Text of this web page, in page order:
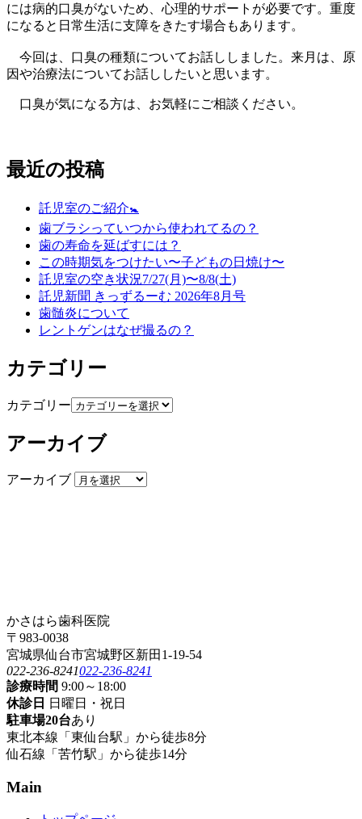
には病的口臭がないため、心理的サポートが必要です。重度
になると日常生活に支障をきたす場合もあります。
今回は、口臭の種類についてお話ししました。来月は、原
因や治療法についてお話ししたいと思います。
口臭が気になる方は、お気軽にご相談ください。
最近の投稿
託児室のご紹介🚼
歯ブラシっていつから使われてるの？
歯の寿命を延ばすには？
この時期気をつけたい〜子どもの日焼け〜
託児室の空き状況7/27(月)〜8/8(土)
託児新聞 きっずるーむ 2026年8月号
歯髄炎について
レントゲンはなぜ撮るの？
カテゴリー
カテゴリー
アーカイブ
アーカイブ
かさはら歯科医院
〒983-0038
宮城県仙台市宮城野区新田1-19-54
022-236-8241022-236-8241
診療時間 9:00～18:00
休診日
日曜日・祝日
駐車場20台あり
東北本線「東仙台駅」から徒歩8分
仙石線「苦竹駅」から徒歩14分
Main